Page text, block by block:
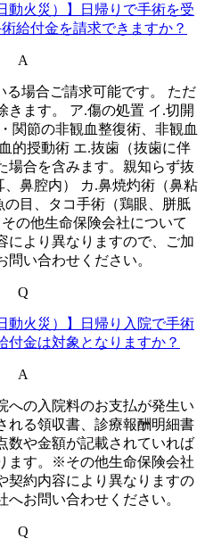
動火災）】日帰りで手術を受
給付金を請求できますか？
A
る場合ご請求可能です。 ただ
きます。 ア.傷の処置 イ.切開
関節の非観血整復術、非観血
的授動術 エ.抜歯（抜歯に伴
場合を含みます。親知らず抜
、鼻腔内） カ.鼻焼灼術（鼻粘
の目、タコ手術（鶏眼、胼胝
の他生命保険会社について
により異なりますので、ご加
問い合わせください。
Q
動火災）】日帰り入院で手術
付金は対象となりますか？
A
への入院料のお支払が発生い
れる領収書、診療報酬明細書
数や金額が記載されていれば
ます。※その他生命保険会社
契約内容により異なりますの
へお問い合わせください。
Q